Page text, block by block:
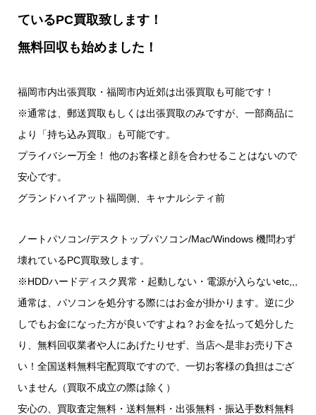
ているPC買取致します！
無料回収も始めました！
福岡市内出張買取・福岡市内近郊は出張買取も可能です！
※通常は、郵送買取もしくは出張買取のみですが、一部商品に
より「持ち込み買取」も可能です。
プライバシー万全！ 他のお客様と顔を合わせることはないので
安心です。
グランドハイアット福岡側、キャナルシティ前
ノートパソコン/デスクトップパソコン/Mac/Windows 機問わず
壊れているPC買取致します。
※HDDハードディスク異常・起動しない・電源が入らないetc,,,
通常は、パソコンを処分する際にはお金が掛かります。逆に少
しでもお金になった方が良いですよね？お金を払って処分した
り、無料回収業者や人にあげたりせず、当店へ是非お売り下さ
い！全国送料無料宅配買取ですので、一切お客様の負担はござ
いません（買取不成立の際は除く）
安心の、買取査定無料・送料無料・出張無料・振込手数料無料